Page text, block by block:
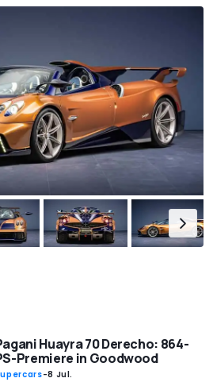
Huayra 70 Derecho: 864-
Premiere in Goodwood
-8 Jul.